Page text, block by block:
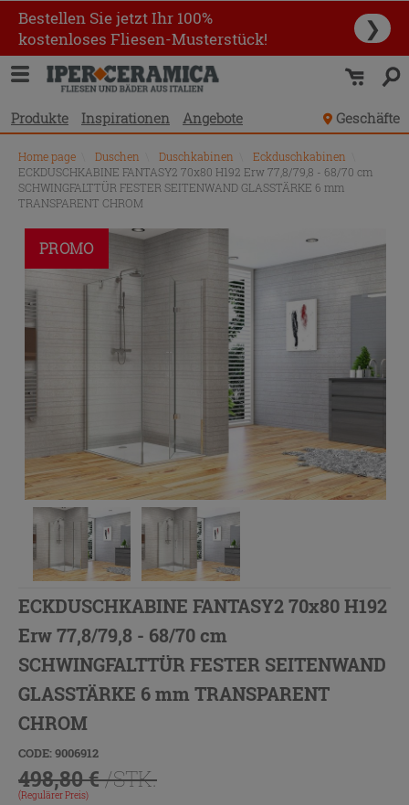
Bestellen Sie jetzt Ihr 100%
kostenloses Fliesen-Musterstück!
❯
Produkte Inspirationen Angebote Geschäfte
Home page Duschen Duschkabinen Eckduschkabinen
ECKDUSCHKABINE FANTASY2 70x80 H192 Erw 77,8/79,8 - 68/70 cm
SCHWINGFALTTÜR FESTER SEITENWAND GLASSTÄRKE 6 mm
TRANSPARENT CHROM
PROMO
ECKDUSCHKABINE FANTASY2 70x80 H192
Erw 77,8/79,8 - 68/70 cm
SCHWINGFALTTÜR FESTER SEITENWAND
GLASSTÄRKE 6 mm TRANSPARENT
CHROM
CODE: 9006912
498,80 €/STK.
(Regulärer Preis)